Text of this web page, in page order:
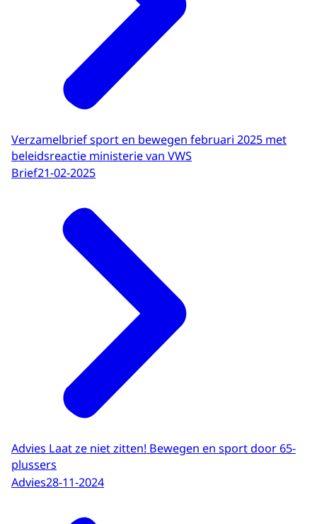
Verzamelbrief sport en bewegen februari 2025 met
beleidsreactie ministerie van VWS
Brief21-02-2025
Advies Laat ze niet zitten! Bewegen en sport door 65-
plussers
Advies28-11-2024